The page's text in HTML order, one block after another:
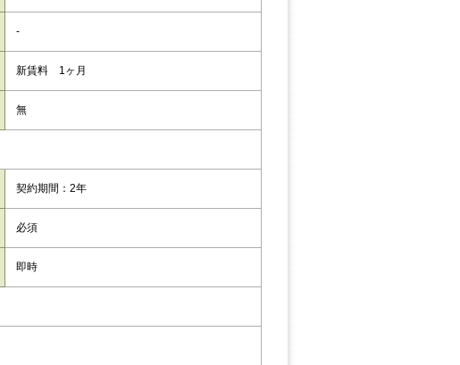
-
新賃料 1ヶ月
無
契約期間：2年
必須
即時